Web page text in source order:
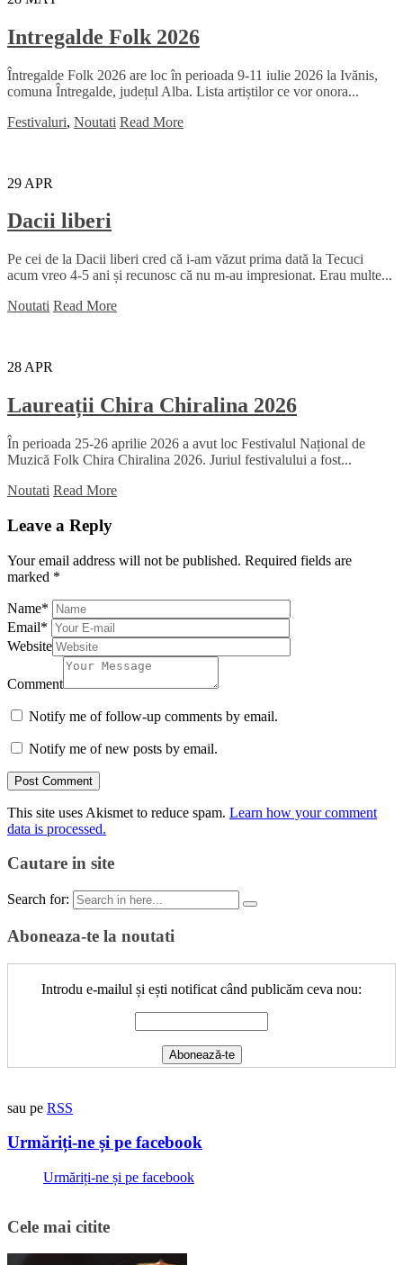
Intregalde Folk 2026
Întregalde Folk 2026 are loc în perioada 9-11 iulie 2026 la Ivănis,
comuna Întregalde, județul Alba. Lista artiștilor ce vor onora...
Festivaluri, Noutati Read More
29 APR
Dacii liberi
Pe cei de la Dacii liberi cred că i-am văzut prima dată la Tecuci
acum vreo 4-5 ani și recunosc că nu m-au impresionat. Erau multe...
Noutati Read More
28 APR
Laureații Chira Chiralina 2026
În perioada 25-26 aprilie 2026 a avut loc Festivalul Național de
Muzică Folk Chira Chiralina 2026. Juriul festivalului a fost...
Noutati Read More
Leave a Reply
Your email address will not be published. Required fields are
marked *
Name*
Email*
Website
Comment
Notify me of follow-up comments by email.
Notify me of new posts by email.
This site uses Akismet to reduce spam. Learn how your comment
data is processed.
Cautare in site
Search for:
Aboneaza-te la noutati
Introdu e-mailul și ești notificat când publicăm ceva nou:
sau pe RSS
Urmăriți-ne și pe facebook
Urmăriți-ne și pe facebook
Cele mai citite